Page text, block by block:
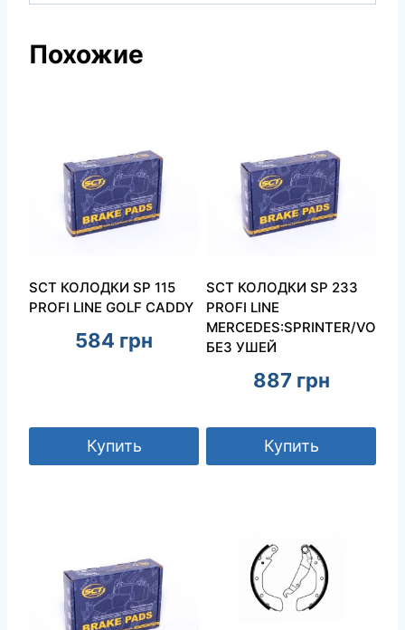
Похожие
SCT КОЛОДКИ SP 115
PROFI LINE GOLF CADDY
584 грн
Купить
SCT КОЛОДКИ SP 233
PROFI LINE
MERCEDES:SPRINTER/
БЕЗ УШЕЙ
887 грн
Купить